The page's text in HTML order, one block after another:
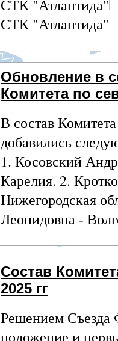
СТК "Атлантида"
СТК "Атлантида"
Обновление в
Комитета по
В состав
добавились
1. Косовский
Карелия. 2.
Нижегородская
Леонидовна -
Состав
2025 гг
Решением Съезда
положение и